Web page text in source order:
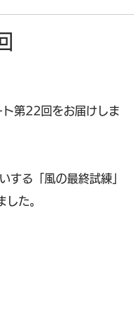
第22回をお届けしま
する「風の最終試練」
た。